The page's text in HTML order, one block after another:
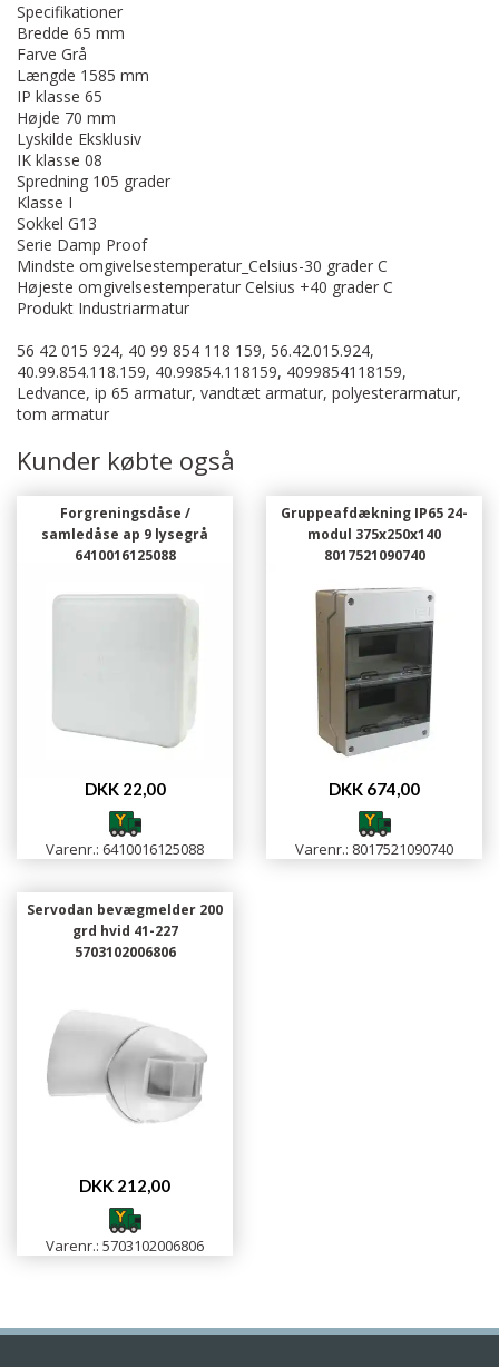
Specifikationer
Bredde 65 mm
Farve Grå
Længde 1585 mm
IP klasse 65
Højde 70 mm
Lyskilde Eksklusiv
IK klasse 08
Spredning 105 grader
Klasse I
Sokkel G13
Serie Damp Proof
Mindste omgivelsestemperatur_Celsius-30 grader C
Højeste omgivelsestemperatur Celsius +40 grader C
Produkt Industriarmatur
56 42 015 924, 40 99 854 118 159, 56.42.015.924,
40.99.854.118.159, 40.99854.118159, 4099854118159,
Ledvance, ip 65 armatur, vandtæt armatur, polyesterarmatur,
tom armatur
Kunder købte også
Forgreningsdåse /
samledåse ap 9 lysegrå
6410016125088
DKK 22,00
Varenr.: 6410016125088
Gruppeafdækning IP65 24-
modul 375x250x140
8017521090740
DKK 674,00
Varenr.: 8017521090740
Servodan bevægmelder 200
grd hvid 41-227
5703102006806
DKK 212,00
Varenr.: 5703102006806